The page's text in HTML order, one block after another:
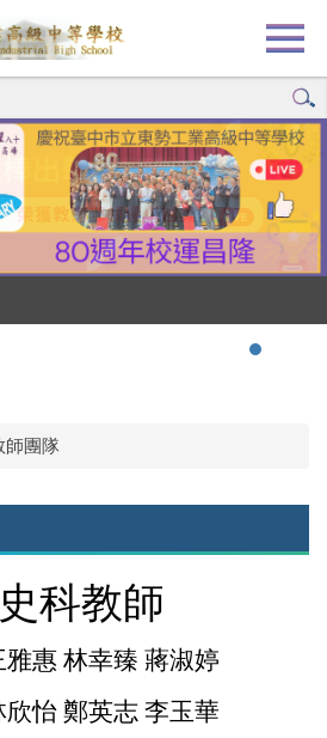
師團隊
科教師
雅惠 林幸臻 蔣淑婷
欣怡 鄭英志 李玉華